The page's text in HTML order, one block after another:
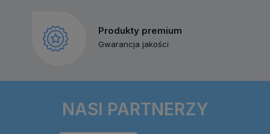
Produkty premium
Gwarancja jakości
NASI PARTNERZY